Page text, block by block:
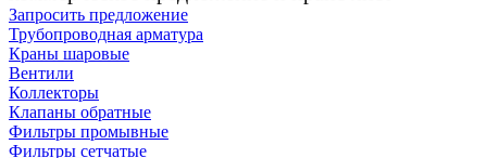
Запросить предложение
Трубопроводная арматура
Краны шаровые
Вентили
Коллекторы
Клапаны обратные
Фильтры промывные
Фильтры сетчатые